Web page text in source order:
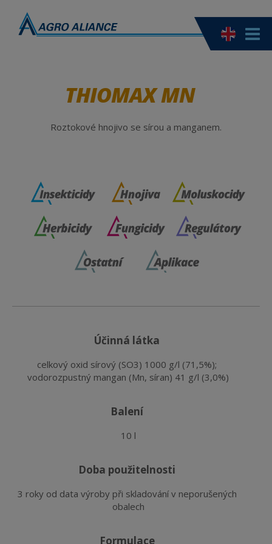
THIOMAX MN
Roztokové hnojivo se sírou a manganem.
účinná látka
celkový oxid sírový (SO3) 1000 g/l (71,5%);
vodorozpustný mangan (Mn, síran) 41 g/l (3,0%)
balení
10 l
doba použitelnosti
3 roky od data výroby při skladování v neporušených
obalech
formulace